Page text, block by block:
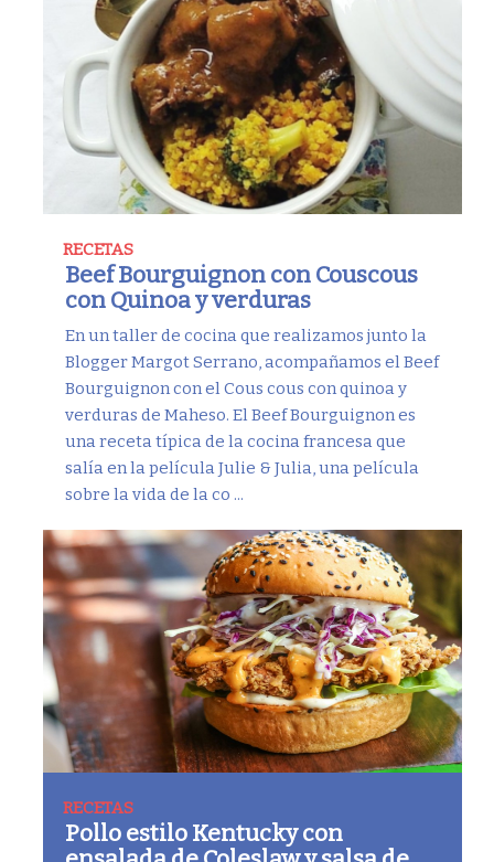
RECETAS
Beef Bourguignon con Couscous
con Quinoa y verduras
En un taller de cocina que realizamos junto la
Blogger Margot Serrano, acompañamos el Beef
Bourguignon con el Cous cous con quinoa y
verduras de Maheso. El Beef Bourguignon es
una receta típica de la cocina francesa que
salía en la película Julie & Julia, una película
sobre la vida de la co ...
RECETAS
Pollo estilo Kentucky con